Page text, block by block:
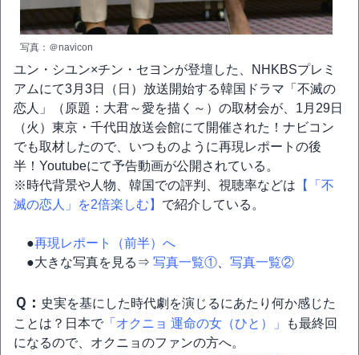
写真：＠navicon
ユン・シユン×チン・セヨンが登壇した、NHKBSプレミ
アムにて3月3日（日）放送開始する韓国ドラマ「不滅の
恋人」（原題：大君～愛を描く～）の取材会が、1月29日
（火）東京・千代田放送会館にて開催された！ナビコン
でも取材したので、いつものように再現レポートの後
半！Youtubeにて予告動画が公開されている。
※時代背景や人物、韓国での評判、視聴率などは 【「不
滅の恋人」を2倍楽しむ】 で紹介している。
●再現レポート（前半）へ
●大きな写真を見る⇒ 写真一覧① 写真一覧②
Ｑ： 史実を基にした時代劇を演じるにあたり何か感じた
ことは？日本で 「オクニョ 運命の女（ひと）」
も最終回
になるので、オクニョのファンの方へ。